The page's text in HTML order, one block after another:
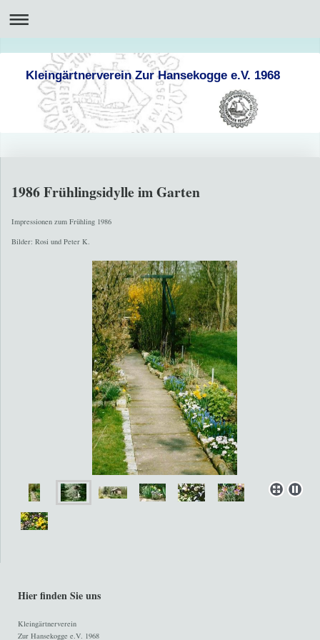
Kleingärtnerverein Zur Hansekogge e.V. 1968
1986 Frühlingsidylle im Garten
Impressionen zum Frühling 1986
Bilder: Rosi und Peter K.
Hier finden Sie uns
Kleingärtnerverein
Zur Hansekogge e.V. 1968